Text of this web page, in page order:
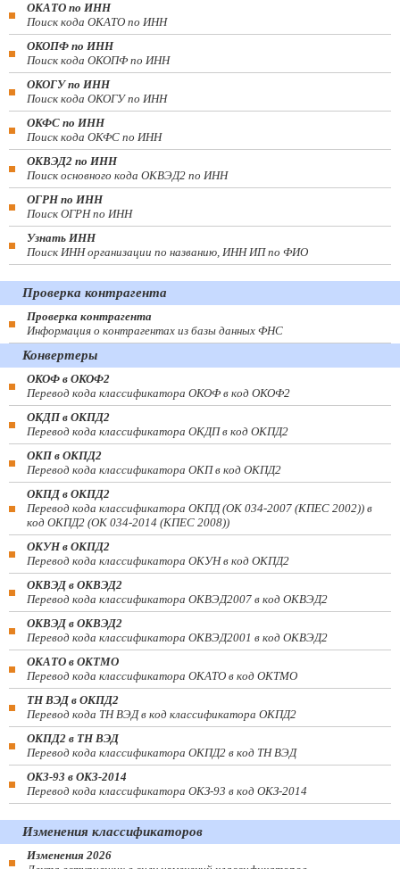
ОКАТО по ИНН
Поиск кода ОКАТО по ИНН
ОКОПФ по ИНН
Поиск кода ОКОПФ по ИНН
ОКОГУ по ИНН
Поиск кода ОКОГУ по ИНН
ОКФС по ИНН
Поиск кода ОКФС по ИНН
ОКВЭД2 по ИНН
Поиск основного кода ОКВЭД2 по ИНН
ОГРН по ИНН
Поиск ОГРН по ИНН
Узнать ИНН
Поиск ИНН организации по названию, ИНН ИП по ФИО
Проверка контрагента
Проверка контрагента
Информация о контрагентах из базы данных ФНС
Конвертеры
ОКОФ в ОКОФ2
Перевод кода классификатора ОКОФ в код ОКОФ2
ОКДП в ОКПД2
Перевод кода классификатора ОКДП в код ОКПД2
ОКП в ОКПД2
Перевод кода классификатора ОКП в код ОКПД2
ОКПД в ОКПД2
Перевод кода классификатора ОКПД (ОК 034-2007 (КПЕС 2002)) в
код ОКПД2 (ОК 034-2014 (КПЕС 2008))
ОКУН в ОКПД2
Перевод кода классификатора ОКУН в код ОКПД2
ОКВЭД в ОКВЭД2
Перевод кода классификатора ОКВЭД2007 в код ОКВЭД2
ОКВЭД в ОКВЭД2
Перевод кода классификатора ОКВЭД2001 в код ОКВЭД2
ОКАТО в ОКТМО
Перевод кода классификатора ОКАТО в код ОКТМО
ТН ВЭД в ОКПД2
Перевод кода ТН ВЭД в код классификатора ОКПД2
ОКПД2 в ТН ВЭД
Перевод кода классификатора ОКПД2 в код ТН ВЭД
ОКЗ-93 в ОКЗ-2014
Перевод кода классификатора ОКЗ-93 в код ОКЗ-2014
Изменения классификаторов
Изменения 2026